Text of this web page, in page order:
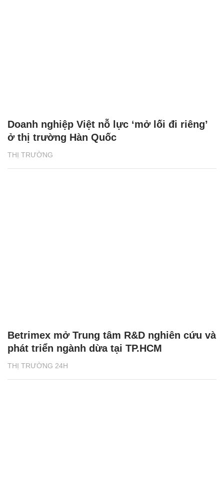
THỊ TRƯỜNG
Doanh nghiệp Việt nỗ lực ‘mở lối đi riêng’
ở thị trường Hàn Quốc
THỊ TRƯỜNG 24H
Betrimex mở Trung tâm R&D nghiên cứu và
phát triển ngành dừa tại TP.HCM